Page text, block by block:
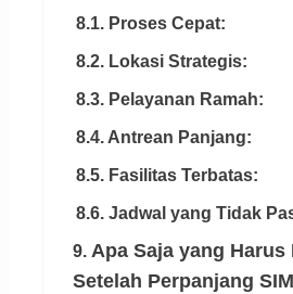
8.1. Proses Cepat:
8.2. Lokasi Strategis:
8.3. Pelayanan Ramah:
8.4. Antrean Panjang:
8.5. Fasilitas Terbatas:
8.6. Jadwal yang Tidak
9. Apa Saja yang Harus
Setelah Perpanjang